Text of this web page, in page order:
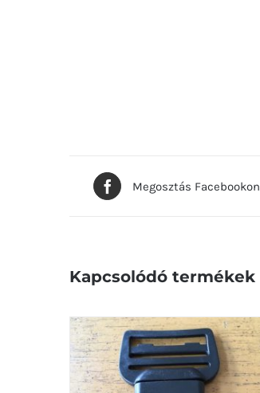
Megosztás Facebookon
Kapcsolódó termékek